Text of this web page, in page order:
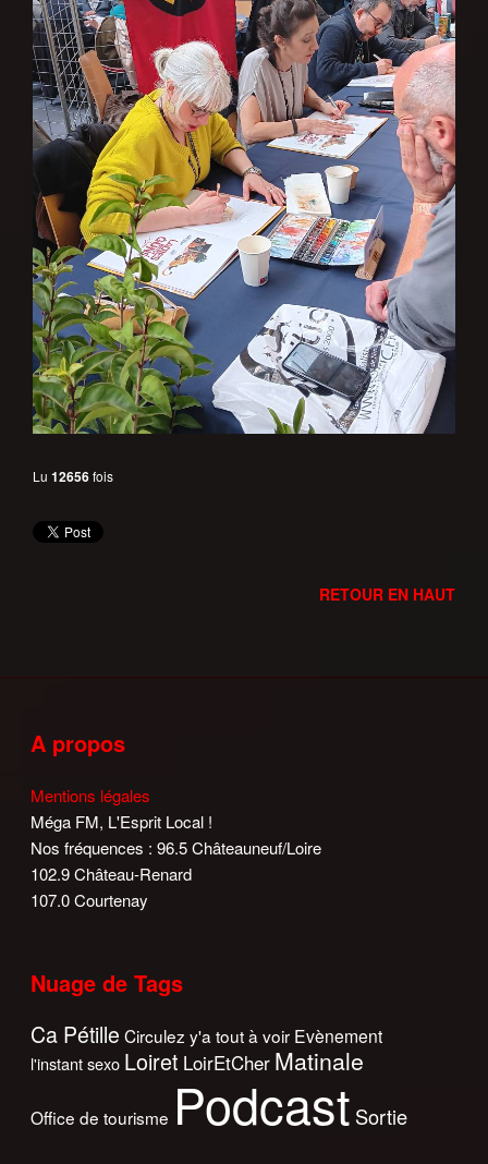
Lu 12656fois
RETOUR EN HAUT
A propos
Mentions légales
Méga FM, L'Esprit Local !
Nos fréquences : 96.5 Châteauneuf/Loire
102.9 Château-Renard
107.0 Courtenay
Nuage de Tags
Ca Pétille Circulez y'a tout à voir Evènement
l'instant sexo Loiret LoirEtCher Matinale
Office de tourisme Podcast Sortie